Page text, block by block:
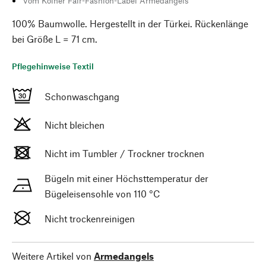
100% Baumwolle. Hergestellt in der Türkei. Rückenlänge
bei Größe L = 71 cm.
Pflegehinweise Textil
Schonwaschgang
Nicht bleichen
Nicht im Tumbler / Trockner trocknen
Bügeln mit einer Höchsttemperatur der
Bügeleisensohle von 110 °C
Nicht trockenreinigen
Weitere Artikel von Armedangels